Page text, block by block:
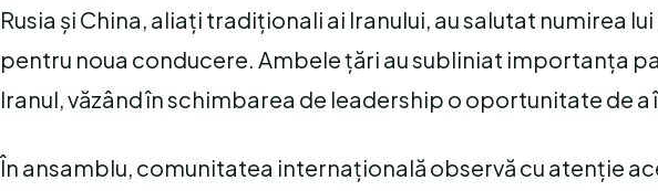
Rusia și China, aliați tradiționali ai Iranului, au salutat numirea
pentru noua conducere. Ambele țări au subliniat importanța
Iranul, văzând în schimbarea de leadership o oportunitate de
În ansamblu, comunitatea internațională observă cu atenție